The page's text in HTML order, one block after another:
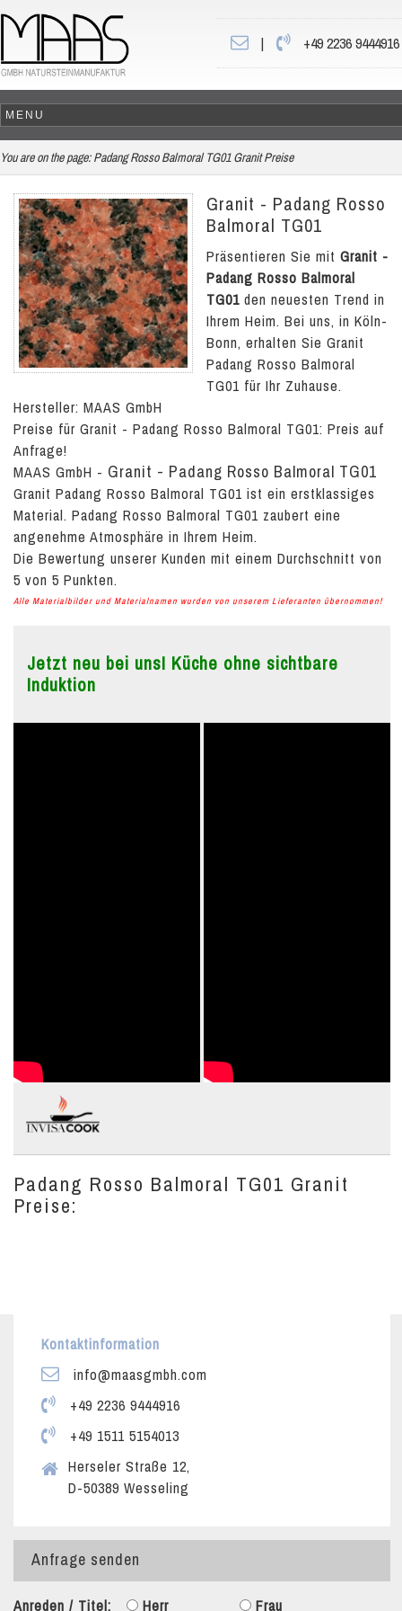
| +49 2236 9444916
You are on the page: Padang Rosso Balmoral TG01 Granit Preise
Granit - Padang Rosso
Balmoral TG01
Präsentieren Sie mit Granit -
Padang Rosso Balmoral
TG01 den neuesten Trend in
Ihrem Heim. Bei uns, in Köln-
Bonn, erhalten Sie Granit
Padang Rosso Balmoral
TG01 für Ihr Zuhause.
Hersteller: MAAS GmbH
Preise für Granit - Padang Rosso Balmoral TG01: Preis auf
Anfrage!
MAAS GmbH - Granit - Padang Rosso Balmoral TG01
Granit Padang Rosso Balmoral TG01 ist ein erstklassiges
Material. Padang Rosso Balmoral TG01 zaubert eine
angenehme Atmosphäre in Ihrem Heim.
Die Bewertung unserer Kunden mit einem Durchschnitt von
5 von 5 Punkten.
Alle Materialbilder und Materialnamen wurden von unserem Lieferanten übernommen!
Jetzt neu bei uns! Küche ohne sichtbare
Induktion
Padang Rosso Balmoral TG01 Granit
Preise:
Kontaktinformation
info@maasgmbh.com
+49 2236 9444916
+49 1511 5154013
Herseler Straße 12,
D-50389 Wesseling
Anfrage senden
Anreden / Titel: Herr Frau